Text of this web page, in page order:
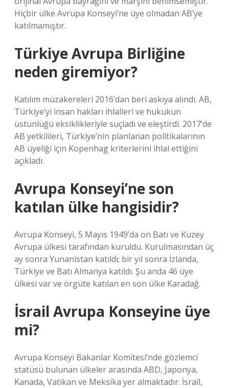
Hiçbir ülke Avrupa Konseyi’ne üye olmadan AB’ye
katılmamıştır.
Türkiye Avrupa Birliğine
neden giremiyor?
Katılım müzakereleri 2016’dan beri askıya alındı. AB,
Türkiye’yi insan hakları ihlalleri ve hukukun
üstünlüğü eksiklikleriyle suçladı ve eleştirdi. 2017’de
AB yetkilileri, Türkiye’nin planlanan politikalarının
AB üyeliği için Kopenhag kriterlerini ihlal ettiğini
açıkladı.
Avrupa Konseyi’ne son
katılan ülke hangisidir?
Avrupa Konseyi, 5 Mayıs 1949’da on Batı ve Kuzey
Avrupa ülkesi tarafından kuruldu. Kurulmasından üç
ay sonra Yunanistan katıldı; bir yıl sonra İzlanda,
Türkiye ve Batı Almanya katıldı. Şu anda 46 üye
ülkesi var ve örgüte katılan en son ülke Karadağ.
İsrail Avrupa Konseyine üye
mi?
Avrupa Konseyi Bakanlar Komitesi’nde gözlemci
statüsü bulunan ülkeler arasında ABD, Japonya,
Kanada, Vatikan ve Meksika yer almaktadır. İsrail,